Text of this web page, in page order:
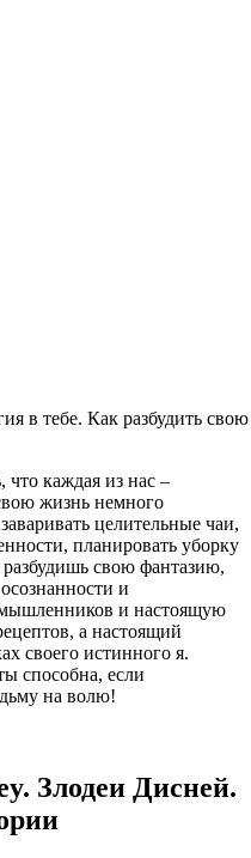
в тебе. Как разбудить
что каждая из нас –
жизнь немного
целительные чаи,
планировать уборку
свою фантазию,
и
и настоящую
а настоящий
своего истинного я.
способна, если
на волю!
Злодеи Дисней.